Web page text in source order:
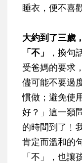
睡衣，便不喜
大約到了三歲
「不」
，換句
受爸媽的要求
儘可能不要過
慣做；避免使
好？」這一類
的時間到了﹗
肯定而溫和的
「不」，也讓